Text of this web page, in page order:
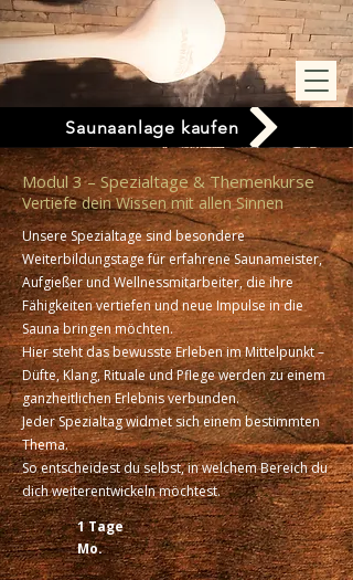
Saunaanlage kaufen
Modul 3 – Spezialtage & Themenkurse
Vertiefe dein Wissen mit allen Sinnen
Unsere Spezialtage sind besondere
Weiterbildungstage für erfahrene Saunameister,
Aufgießer und Wellnessmitarbeiter, die ihre
Fähigkeiten vertiefen und neue Impulse in die
Sauna bringen möchten.
Hier steht das bewusste Erleben im Mittelpunkt –
Düfte, Klang, Rituale und Pflege werden zu einem
ganzheitlichen Erlebnis verbunden.
Jeder Spezialtag widmet sich einem bestimmten
Thema.
So entscheidest du selbst, in welchem Bereich du
dich weiterentwickeln möchtest.
1 Tage
Mo.